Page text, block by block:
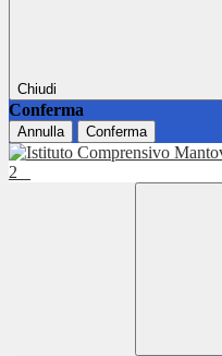
Chiudi
Conferma
Annulla Conferma
2